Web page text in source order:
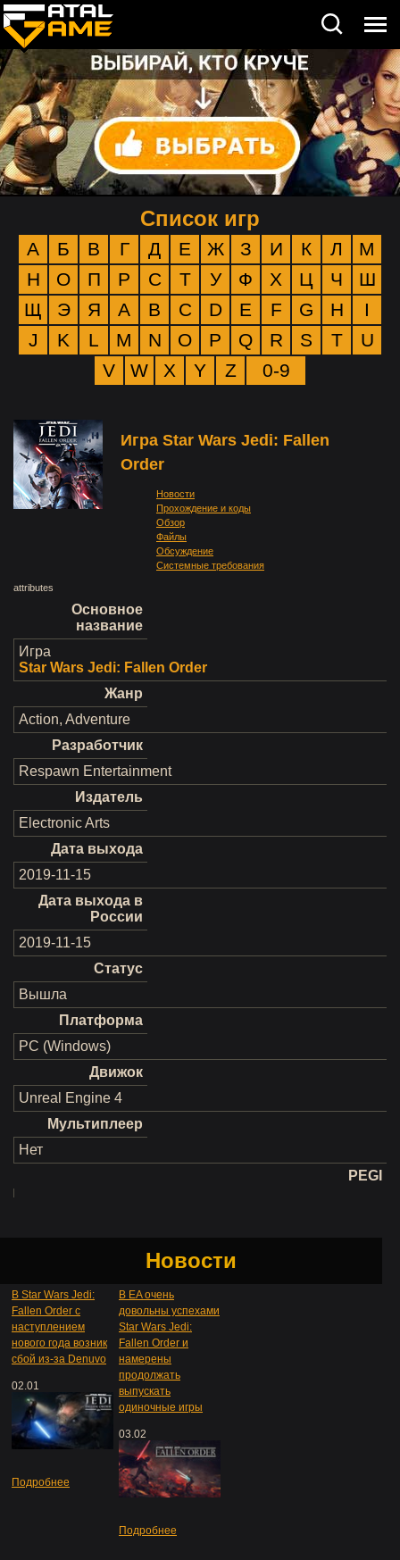
Список игр
А Б В Г Д Е Ж З И К Л
М
Н
О П Р С Т У Ф Х Ц Ч
Ш
Щ
Э Я A B C D E F G H
I
J
K L M N O P Q R S T
U
V
W X Y Z 0-9
Игра Star Wars Jedi: Fallen
Order
Новости
Прохождение и коды
Обзор
Файлы
Обсуждение
Системные требования
attributes
Основное
название
Игра
Star Wars Jedi: Fallen Order
Жанр
Action, Adventure
Разработчик
Respawn Entertainment
Издатель
Electronic Arts
Дата выхода
2019-11-15
Дата выхода в
России
2019-11-15
Статус
Вышла
Платформа
PC (Windows)
Движок
Unreal Engine 4
Мультиплеер
Нет
PEGI
Новости
В Star Wars Jedi:
Fallen Order с
наступлением
нового года возник
сбой из-за Denuvo
02.01
Подробнее
В EA очень
довольны успехами
Star Wars Jedi:
Fallen Order и
намерены
продолжать
выпускать
одиночные игры
03.02
Подробнее